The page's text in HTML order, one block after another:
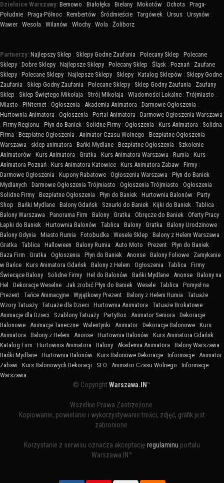
Dzielnice Warszawy: Bemowo : Białołęka : Bielany : Mokotów : Ochota : Praga-
Południe : Praga-Północ : Rembertów : Śródmieście : Targówek : Ursus : Ursynów :
Wawer : Wesoła : Wilanów : Włochy : Wola : Żoliborz
Partnerzy: Najlepszy Sklep : Sklepy Godne Zaufania : Polecany Sklep : Polecane
Sklepy : Dobre Sklepy : Najlepsze Sklepy : Polecany Sklep : Śląsk : Poznań : Zaufane
Sklepy : Polecane Sklepy : Najlepsze Sklepy : Sklepy : Katalog Sklepów : Sklepy Godne
Zaufania : Sklep Godny Zaufania : Polecane Sklepy : Sklep Godny Zaufania : Zaufany
Sklep : Sklep Świętego Mikołaja : Strój Mikołaja : Wiadomości Lokalne : Trójmiasto :
Miasto : PINternet : Ogłoszenia : Akademia Animatora : Darmowe Ogłoszenia :
Hurtownia Animatora : Ogłoszenia : Portal Animatora : Darmowe Ogłoszenia Warszawa
: Firmy Regionu : Płyn do Baniek : Solidne Firmy : Ogłoszenia : Kurs Animatora : Solidna
Firma : Bezpłatne Ogłoszenia : Animator Czasu Wolnego : Bezpłatne Ogłoszenia
Warszawa : sklep animatora : Bańki Mydlane : Bezpłatne Ogłoszenia : Szkolenie
Animatorów : Kurs Animatora : Gratka : Kurs Animatora Warszawa : Rumia : Kurs
Animatora Poznań : Kurs Animatora Katowice : Kurs Animatora Zabaw : Firmy :
Darmowe Ogłoszenia : Kupony Rabatowe : Ogłoszenia Warszawa : Płyn do Baniek
Mydlanych : Darmowe Ogłoszenia Trójmiasto : Ogłoszenia Trójmiasto : Ogłoszenia :
Solidne Firmy : Bezpłatne Ogłoszenia : Płyn do Baniek : Hurtownia Balonów : Party
Shop : Bańki Mydlane : Balony Gdańsk : Sznurki do Baniek : Kijki do Baniek : Tablica :
Balony Warszawa : Panorama Firm : Balony : Gratka : Obręcze do Baniek : Oferty Pracy :
Łapki do Baniek : Hurtownia Balonów : Tablica : Balony : Gratka : Balony Urodzinowe :
Balony Gdynia : Miasto Rumia : Fotobudka : Wesele Sklep : Balony z Helem Warszawa :
Gratka : Tablica : Halloween : Balony Rumia : Auto Moto : Prezent : Płyn do Baniek :
Baza Firm : Gratka : Ogłoszenia : Płyn do Baniek : Anonse : Balony Foliowe : Zamykanie
w Bańce : Kurs Animatora Gdańsk : Balony z Helem : Ogłoszenia : Tablica : Firmy :
Świecące Balony : Solidne Firmy : Hel do Balonów : Bańki Mydlane : Anonse : Balony na
Hel : Dekoracje Weselne : Jak zrobić Płyn do Baniek : Wesele : Tablica : Pomysł na
Prezent : Tańce Animacyjne : Wyjątkowy Prezent : Balony z Helem Rumia : Tatuaże :
Wzory Tatuaży : Tatuaże dla Dzieci : Hurtownia Animatora : Tatuaże Brokatowe :
Animacje dla Dzieci : Szablony Tatuaży : PartyBox : Animator Seniora : Dekoracje
Balonowe : Animacje Taneczne : Walentynki : Animator : Dekoracje Balonowe : Kurs
Animatora : Balony z Helem : Anonse : Hurtownia Balonów : Kurs Animatora Gdańsk :
Katalog Firm : Hurtownia Animatora : Balony : Akademia Animatora : Balony Warszawa :
Bańki Mydlane : Hurtownia Balonów : Kurs Balonowe Dekoracje : Informacje : Animator
Zabaw : Kurs Balonowych Dekoracji : SEO : Animator Czasu Wolnego : Informacje
Warszawa
© CopyrightWarszawa.IN ™
Wszelkie Prawa Zastrzeżone.
Kopiowanie, powielanie i wykorzystywanie treści, zdjęć, grafik jest
zabronione.
Korzystanie z serwisu oznacza akceptację regulaminu portalu
Warszawa.IN™